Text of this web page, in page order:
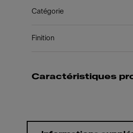
Catégorie
Finition
Caractéristiques